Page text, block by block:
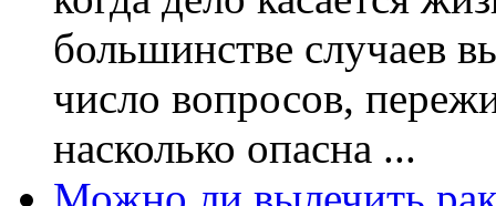
большинстве случаев
число вопросов,
насколько опасна ...